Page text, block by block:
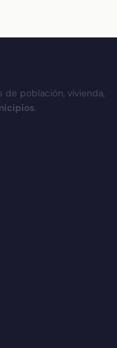
de población, vivienda,
.